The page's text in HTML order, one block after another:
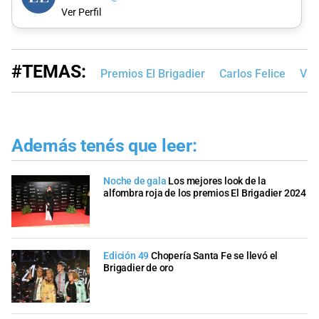
Ver Perfil
#TEMAS: Premios El Brigadier Carlos Felice
Además tenés que leer:
Noche de gala Los mejores look de la
alfombra roja de los premios El Brigadier 2024
Edición 49Chopería Santa Fe se llevó el
Brigadier de oro